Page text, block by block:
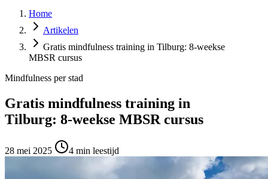
Home
Artikelen
Gratis mindfulness training in Tilburg: 8-weekse
MBSR cursus
Mindfulness per stad
Gratis mindfulness training in
Tilburg: 8-weekse MBSR cursus
28 mei 2025 4 min leestijd